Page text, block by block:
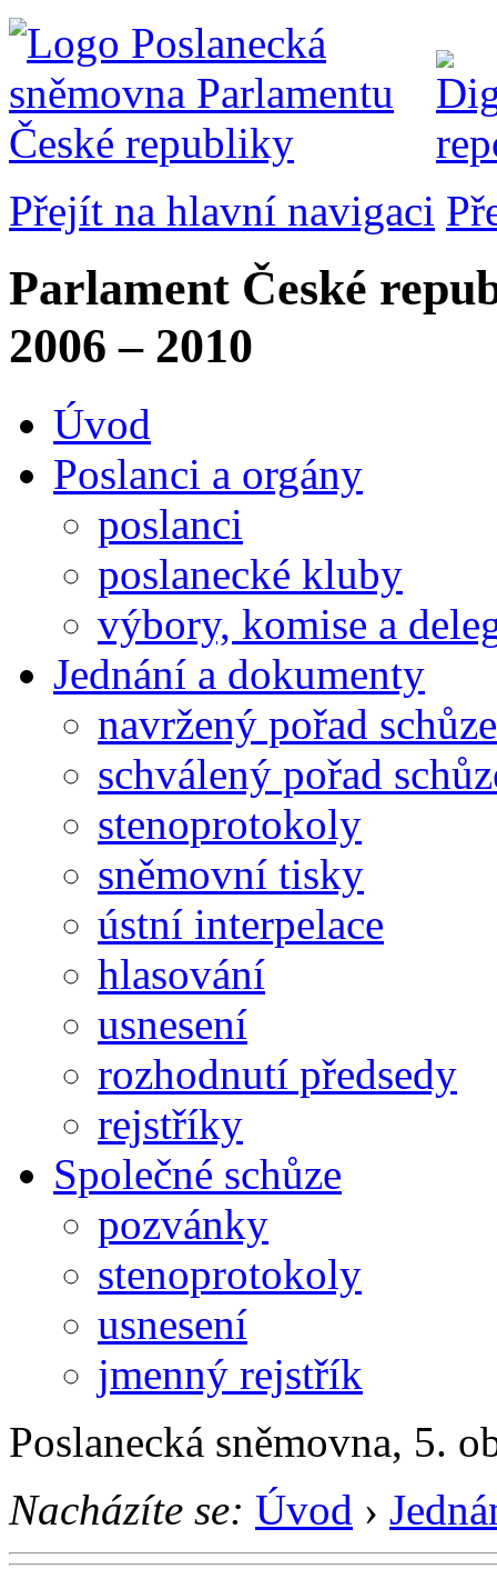
Přejít na hlavní navigaci
Parlament České
2006 – 2010
Úvod
Poslanci a orgány
poslanci
poslanecké kluby
výbory, komise a
Jednání a dokumenty
navržený pořad schůze
schválený pořad
stenoprotokoly
sněmovní tisky
ústní interpelace
hlasování
usnesení
rozhodnutí předsedy
rejstříky
Společné schůze
pozvánky
stenoprotokoly
usnesení
jmenný rejstřík
Poslanecká sněmovna, 5.
Nacházíte se: Úvod ›